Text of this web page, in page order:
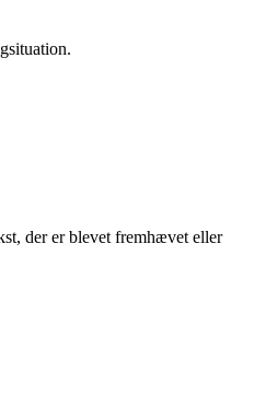
der er blevet fremhævet eller